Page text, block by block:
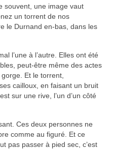
souvent, une image vaut
un torrent de nos
le Durnand en-bas, dans les
l’une à l’autre. Elles ont été
peut-être même des actes
Et le torrent,
cailloux, en faisant un bruit
sur une rive, l’un d’un côté
Ces deux personnes ne
comme au figuré. Et ce
pas passer à pied sec, c’est